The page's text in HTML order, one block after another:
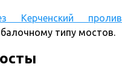
Керченский пролив
типу мостов.